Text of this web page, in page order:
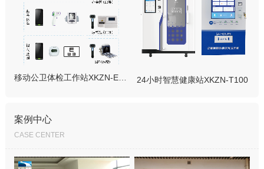
移动公卫体检工作站XKZN-E200 24小时智慧健康站XKZN-T100
案例中心
CASE CENTER